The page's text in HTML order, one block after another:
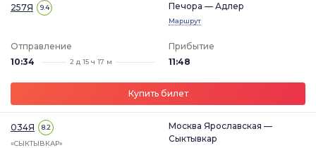
257Я 9.4 Печора — Адлер
Маршрут
Отправление
10:34
2 д 15 ч 17 м
Прибытие
11:48
Купить билет
034Я 8.2
«СЫКТЫВКАР»
Москва Ярославская —
Сыктывкар